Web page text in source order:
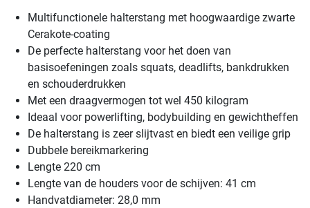
Multifunctionele halterstang met hoogwaardige zwarte
Cerakote-coating
De perfecte halterstang voor het doen van
basisoefeningen zoals squats, deadlifts, bankdrukken
en schouderdrukken
Met een draagvermogen tot wel 450 kilogram
Ideaal voor powerlifting, bodybuilding en gewichtheffen
De halterstang is zeer slijtvast en biedt een veilige grip
Dubbele bereikmarkering
Lengte 220 cm
Lengte van de houders voor de schijven: 41 cm
Handvatdiameter: 28,0 mm